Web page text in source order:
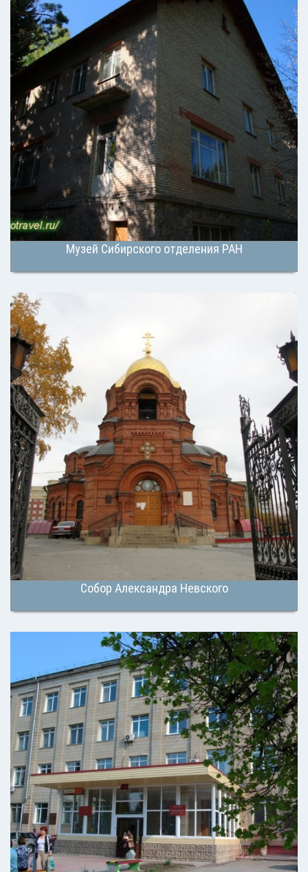
Музей Сибирского отделения РАН
Собор Александра Невского